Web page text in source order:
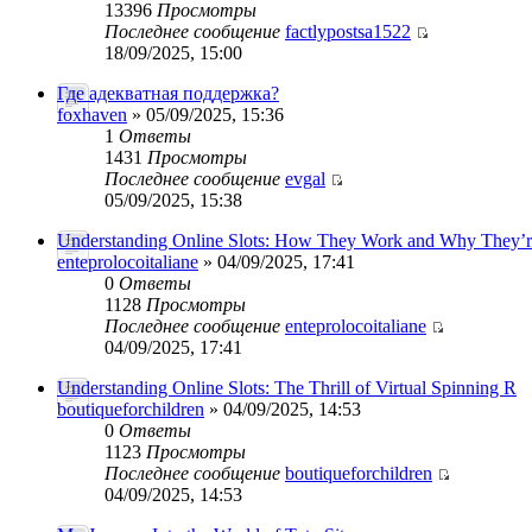
13396 Просмотры
Последнее сообщение factlypostsa1522
18/09/2025, 15:00
Где адекватная поддержка?
foxhaven » 05/09/2025, 15:36
1 Ответы
1431 Просмотры
Последнее сообщение evgal
05/09/2025, 15:38
Understanding Online Slots: How They Work and Why
enteprolocoitaliane » 04/09/2025, 17:41
0 Ответы
1128 Просмотры
Последнее сообщение enteprolocoitaliane
04/09/2025, 17:41
Understanding Online Slots: The Thrill of Virtual Spinning R
boutiqueforchildren » 04/09/2025, 14:53
0 Ответы
1123 Просмотры
Последнее сообщение boutiqueforchildren
04/09/2025, 14:53